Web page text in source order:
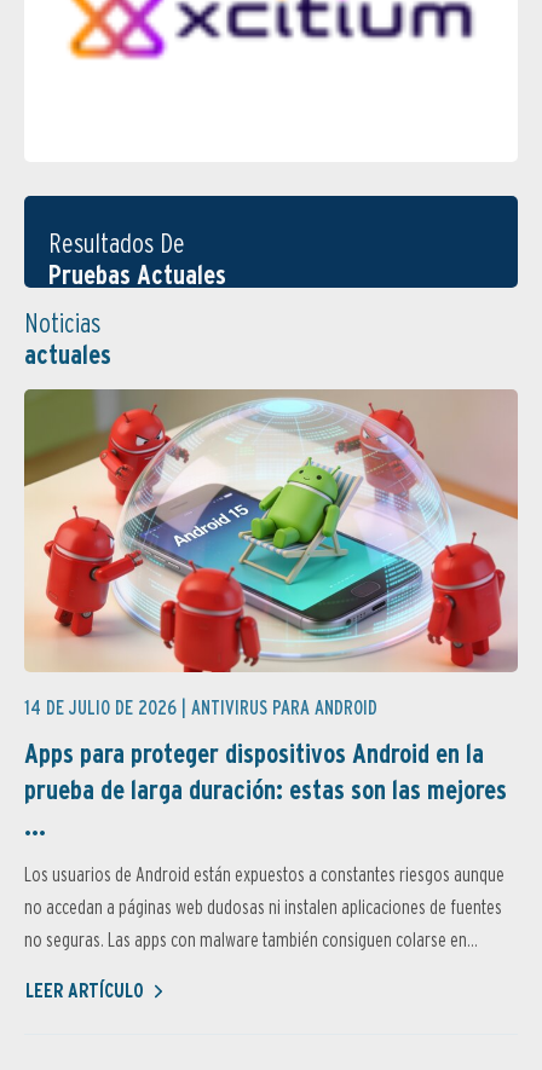
Resultados De
Pruebas Actuales
Noticias
actuales
14 DE JULIO DE 2026 | ANTIVIRUS PARA ANDROID
Apps para proteger dispositivos Android en la
prueba de larga duración: estas son las mejores
...
Los usuarios de Android están expuestos a constantes riesgos aunque
no accedan a páginas web dudosas ni instalen aplicaciones de fuentes
no seguras. Las apps con malware también consiguen colarse en...
LEER ARTÍCULO